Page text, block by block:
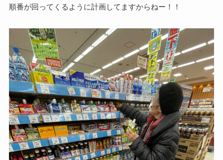
順番が回ってくるように計画してますからねー！！